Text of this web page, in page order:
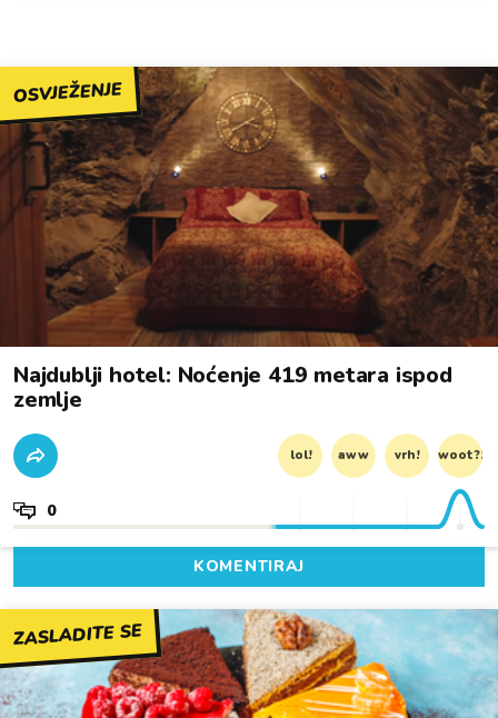
OSVJEŽENJE
Najdublji hotel: Noćenje 419 metara ispod
zemlje
lol! aww vrh! woot?!
0
KOMENTIRAJ
ZASLADITE SE